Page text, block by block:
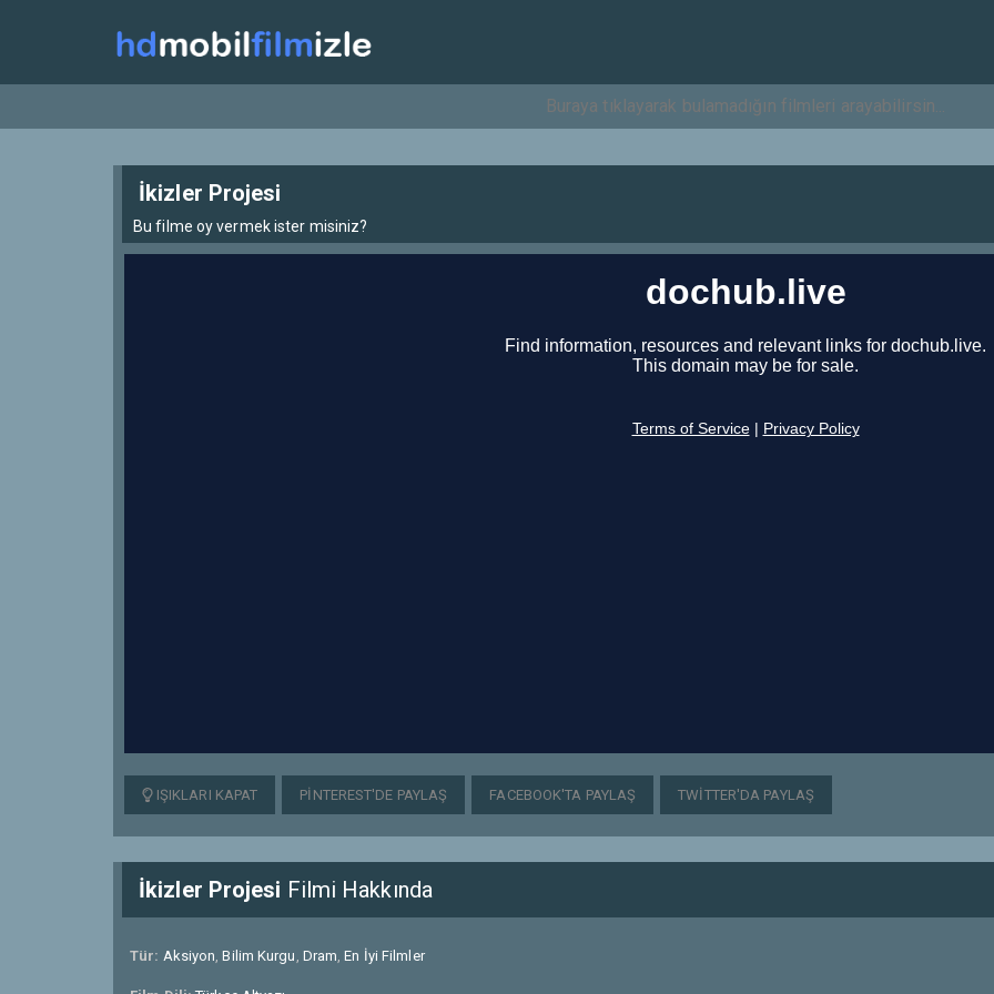
İkizler Projesi
Bu filme oy vermek ister misiniz?
IŞIKLARI KAPAT PINTEREST'DE PAYLAŞ FACEBOOK'TA PAYLAŞ TWITTER'DA PAYLAŞ
İkizler Projesi Filmi Hakkında
Tür: Aksiyon,Bilim Kurgu , Dram,En İyi Filmler